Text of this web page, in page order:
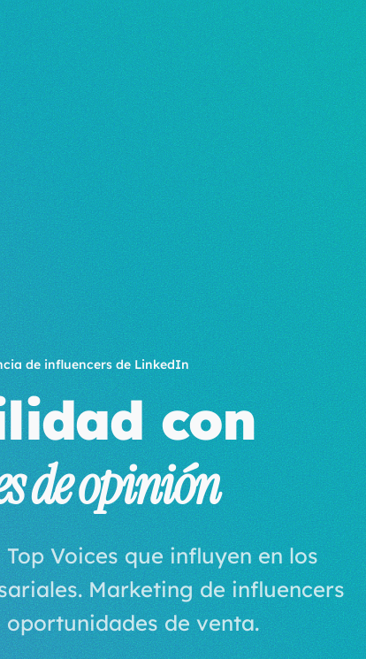
de influencers de LinkedIn
con
de opinión
Voices que influyen en los
Marketing de influencers
de venta.